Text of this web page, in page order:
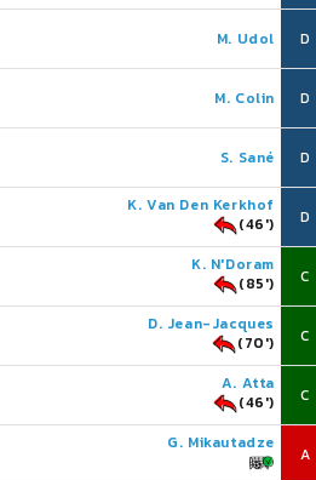
M. Udol D
M. Colin D
S. Sané D
K. Van Den Kerkhof
(46')
D
K. N'Doram
(85')
C
D. Jean-Jacques
(70')
C
A. Atta
(46')
C
G. Mikautadze
A